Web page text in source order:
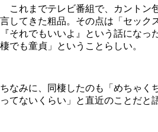
これまでテレビ番組で、カントン
言してきた粗品。その点は「セック
『それでもいいよ』という話になっ
棲でも童貞」ということらしい。
ちなみに、同棲したのも「めちゃく
ってないくらい」と直近のことだと